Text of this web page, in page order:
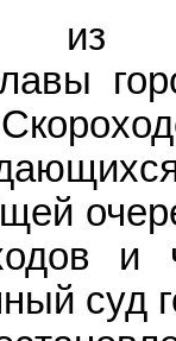
и
суд